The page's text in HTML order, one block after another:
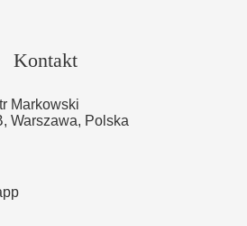
Kontakt
Markowski
Warszawa, Polska